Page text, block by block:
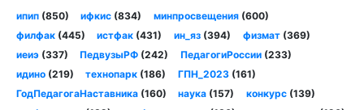
ипип(850) ифкис (834) минпросвещения(600)
филфак(445) истфак (431) ин_яз(394) физмат(369)
иеиэ(337) ПедвузыРФ (242) ПедагогиРоссии(233)
идино(219) технопарк (186) ГПН_2023(161)
ГодПедагогаНаставника(160) наука (157) конкурс(139)